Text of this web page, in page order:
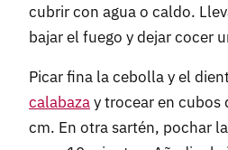
cubrir con agua o caldo.
bajar el fuego y dejar cocer
Picar fina la cebolla y el
calabazay trocear en cubos
cm. En otra sartén, pochar